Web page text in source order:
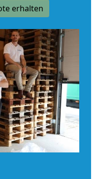
erhalten